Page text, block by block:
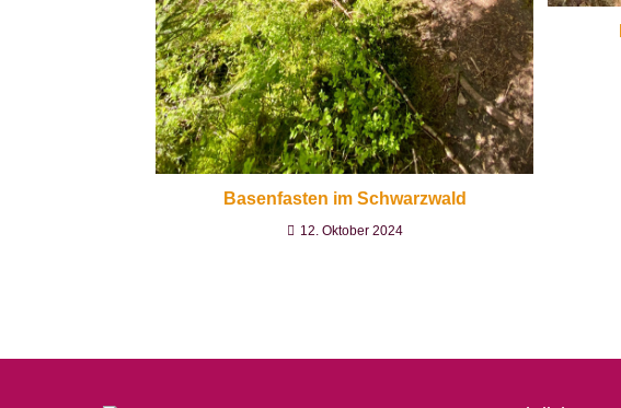
Basenfasten im Schwarzwald
12. Oktober 2024